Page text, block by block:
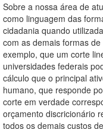
Sobre a nossa área de
como linguagem das
cidadania quando
com as demais formas
exemplo, que um corte
universidades federais
cálculo que o principal
humano, que responde
corte em verdade
orçamento discricionário
todos os demais custos